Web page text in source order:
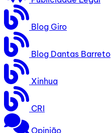
Blog Giro
Blog Dantas Barreto
Xinhua
CRI
Opinião